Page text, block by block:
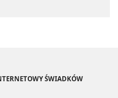
ŚWIADKÓW